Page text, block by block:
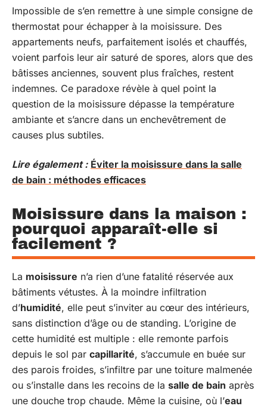
Impossible de s’en remettre à une simple consigne de
thermostat pour échapper à la moisissure. Des
appartements neufs, parfaitement isolés et chauffés,
voient parfois leur air saturé de spores, alors que des
bâtisses anciennes, souvent plus fraîches, restent
indemnes. Ce paradoxe révèle à quel point la
question de la moisissure dépasse la température
ambiante et s’ancre dans un enchevêtrement de
causes plus subtiles.
Lire également : Éviter la moisissure dans la salle
de bain : méthodes efficaces
Moisissure dans la maison :
pourquoi apparaît-elle si
facilement ?
La moisissure n’a rien d’une fatalité réservée aux
bâtiments vétustes. À la moindre infiltration
d’humidité, elle peut s’inviter au cœur des intérieurs,
sans distinction d’âge ou de standing. L’origine de
cette humidité est multiple : elle remonte parfois
depuis le sol par capillarité, s’accumule en buée sur
des parois froides, s’infiltre par une toiture malmenée
ou s’installe dans les recoins de la salle de bain après
une douche trop chaude. Même la cuisine, où l’eau